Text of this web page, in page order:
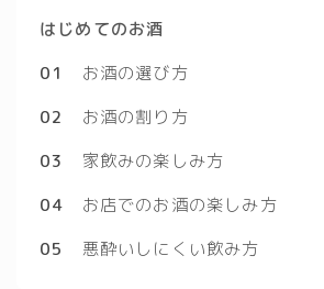
はじめてのお酒
01
お酒の選び方
02
お酒の割り方
03
家飲みの楽しみ方
04 お店でのお酒の楽しみ方
05
悪酔いしにくい飲み方